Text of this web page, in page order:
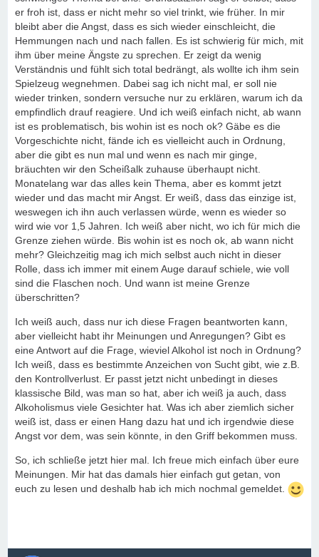
er froh ist, dass er nicht mehr so viel trinkt, wie früher. In mir
bleibt aber die Angst, dass es sich wieder einschleicht, die
Hemmungen nach und nach fallen. Es ist schwierig für mich, mit
ihm über meine Ängste zu sprechen. Er zeigt da wenig
Verständnis und fühlt sich total bedrängt, als wollte ich ihm sein
Spielzeug wegnehmen. Dabei sag ich nicht mal, er soll nie
wieder trinken, sondern versuche nur zu erklären, warum ich da
empfindlich drauf reagiere. Und ich weiß einfach nicht, ab wann
ist es problematisch, bis wohin ist es noch ok? Gäbe es die
Vorgeschichte nicht, fände ich es vielleicht auch in Ordnung,
aber die gibt es nun mal und wenn es nach mir ginge,
bräuchten wir den Scheißalk zuhause überhaupt nicht.
Monatelang war das alles kein Thema, aber es kommt jetzt
wieder und das macht mir Angst. Er weiß, dass das einzige ist,
weswegen ich ihn auch verlassen würde, wenn es wieder so
wird wie vor 1,5 Jahren. Ich weiß aber nicht, wo ich für mich die
Grenze ziehen würde. Bis wohin ist es noch ok, ab wann nicht
mehr? Gleichzeitig mag ich mich selbst auch nicht in dieser
Rolle, dass ich immer mit einem Auge darauf schiele, wie voll
sind die Flaschen noch. Und wann ist meine Grenze
überschritten?
Ich weiß auch, dass nur ich diese Fragen beantworten kann,
aber vielleicht habt ihr Meinungen und Anregungen? Gibt es
eine Antwort auf die Frage, wieviel Alkohol ist noch in Ordnung?
Ich weiß, dass es bestimmte Anzeichen von Sucht gibt, wie z.B.
den Kontrollverlust. Er passt jetzt nicht unbedingt in dieses
klassische Bild, was man so hat, aber ich weiß ja auch, dass
Alkoholismus viele Gesichter hat. Was ich aber ziemlich sicher
weiß ist, dass er einen Hang dazu hat und ich irgendwie diese
Angst vor dem, was sein könnte, in den Griff bekommen muss.
So, ich schließe jetzt hier mal. Ich freue mich einfach über eure
Meinungen. Mir hat das damals hier einfach gut getan, von
euch zu lesen und deshalb hab ich mich nochmal gemeldet.